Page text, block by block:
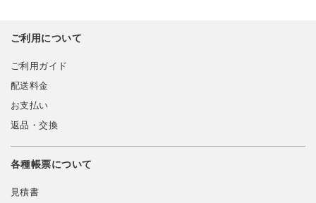
ご利用について
ご利用ガイド
配送料金
お支払い
返品・交換
各種帳票について
見積書